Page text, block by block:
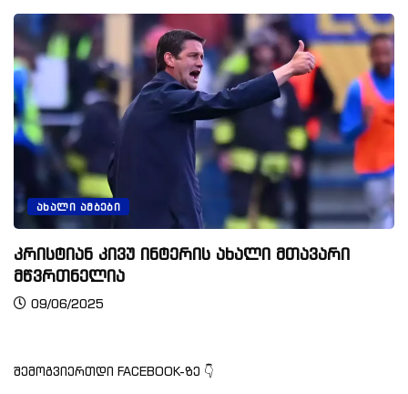
ᲐᲮᲐᲚᲘ ᲐᲛᲑᲔᲑᲘ
კრისტიან კივუ ინტერის ახალი მთავარი
მწვრთნელია
09/06/2025
შემოგვიერთდი FACEBOOK-ზე 👇